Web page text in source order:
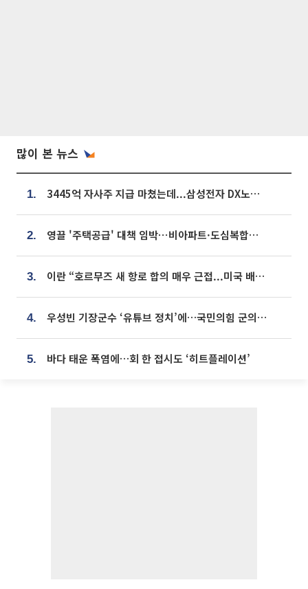
많이 본 뉴스
1. 3445억 자사주 지급 마쳤는데...삼성전자 DX노조, 뒤늦은 '떼쓰기 집회'
2. 영끌 '주택공급' 대책 임박⋯비아파트·도심복합까지 총동원
3. 이란 “호르무즈 새 항로 합의 매우 근접...미국 배상 먼저”
4. 우성빈 기장군수 ‘유튜브 정치’에…국민의힘 군의원들 집단 반발
5. 바다 태운 폭염에…회 한 접시도 ‘히트플레이션’